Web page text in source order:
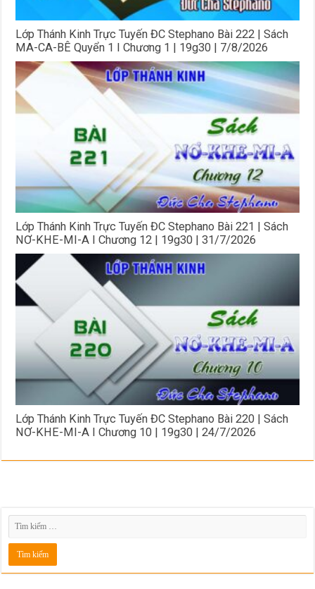
Lớp Thánh Kinh Trực Tuyến ĐC Stephano Bài 222 | Sách
MA-CA-BÊ Quyển 1 I Chương 1 | 19g30 | 7/8/2026
Lớp Thánh Kinh Trực Tuyến ĐC Stephano Bài 221 | Sách
NƠ-KHE-MI-A I Chương 12 | 19g30 | 31/7/2026
Lớp Thánh Kinh Trực Tuyến ĐC Stephano Bài 220 | Sách
NƠ-KHE-MI-A I Chương 10 | 19g30 | 24/7/2026